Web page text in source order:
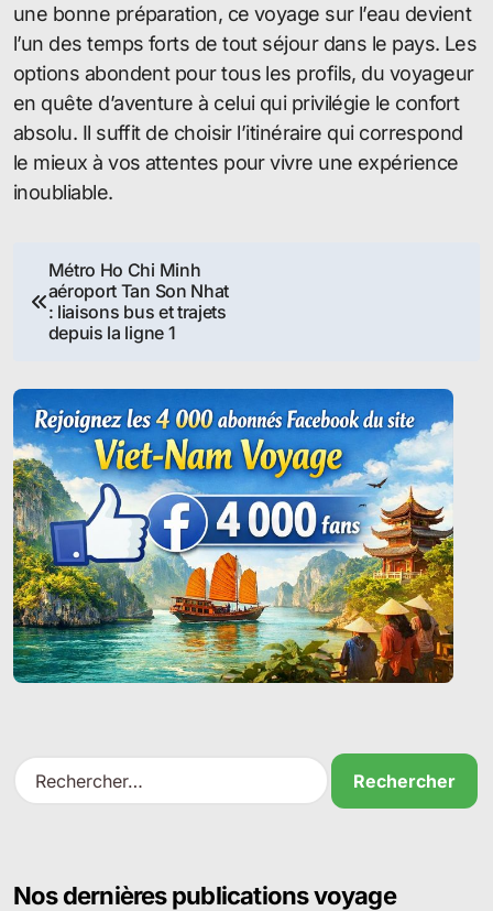
une bonne préparation, ce voyage sur l’eau devient
l’un des temps forts de tout séjour dans le pays. Les
options abondent pour tous les profils, du voyageur
en quête d’aventure à celui qui privilégie le confort
absolu. Il suffit de choisir l’itinéraire qui correspond
le mieux à vos attentes pour vivre une expérience
inoubliable.
Navigation
de
Métro Ho Chi Minh
aéroport Tan Son Nhat
: liaisons bus et trajets
depuis la ligne 1
R
e
rNos dernières publications voyage